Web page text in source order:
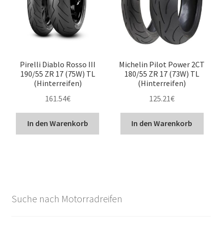
Pirelli Diablo Rosso III
190/55 ZR 17 (75W) TL
(Hinterreifen)
161.54€
In den Warenkorb
Michelin Pilot Power 2CT
180/55 ZR 17 (73W) TL
(Hinterreifen)
125.21€
In den Warenkorb
Suche nach Motorradreifen